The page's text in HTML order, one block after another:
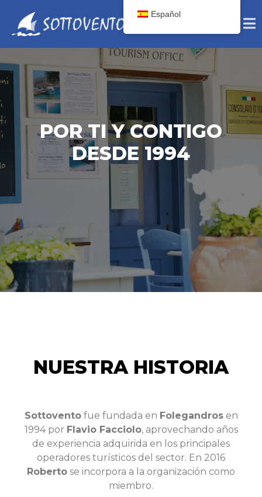
POR TI Y CONTIGO
DESDE 1994
NUESTRA HISTORIA
Sottoventofue fundada en Folegandrosen
1994 por Flavio Facciolo, aprovechando años
de experiencia adquirida en los principales
operadores turísticos del sector. En 2016
Roberto se incorpora a la organización como
miembro.
Español